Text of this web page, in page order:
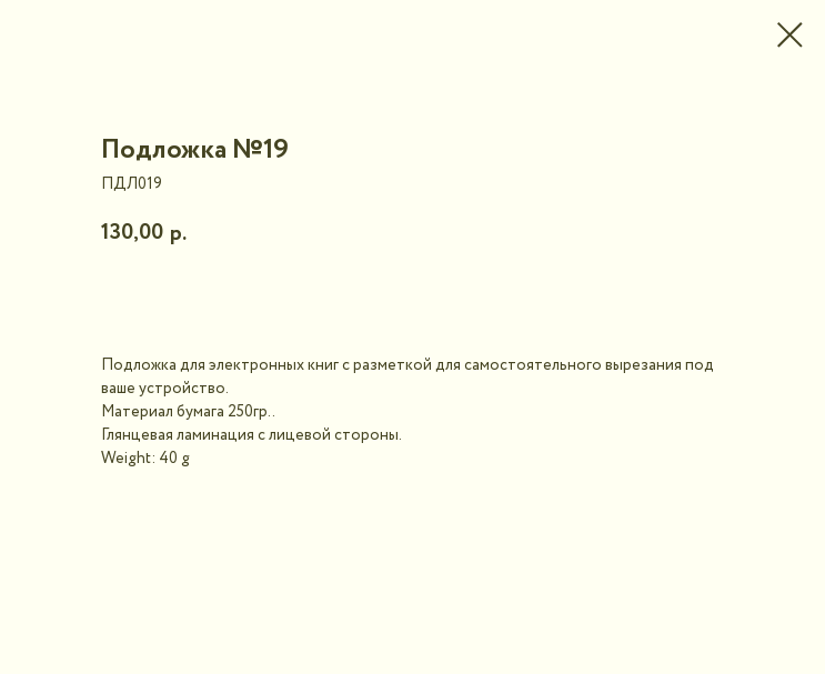
Подложка №19
ПДЛ019
130,00 р.
Подложка для электронных книг с разметкой для самостоятельного вырезания под
ваше устройство.
Материал бумага 250гр..
Глянцевая ламинация с лицевой стороны.
Weight: 40 g